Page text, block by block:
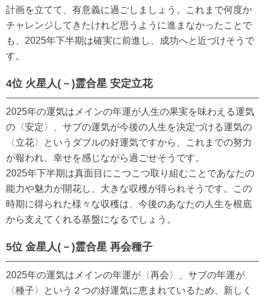
計画を立てて、有意義に過ごしましょう。これまで何度か
チャレンジしてきたけれど思うように進まなかったことで
も、2025年下半期は確実に前進し、成功へと近づけそうで
す。
4位 火星人(－)霊合星 安定立花
2025年の運気はメインの年運が人生の果実を味わえる運気
の〈安定〉、サブの運気が今後の人生を決定づける運気の
〈立花〉というダブルの好運気ですから、これまでの努力
が報われ、幸せを感じながら過ごせそうです。
2025年下半期は真面目にこつこつ取り組むことであなたの
能力や魅力が開花し、大きな収穫が得られそうです。この
時期に得られた様々な収穫は、今後のあなたの人生を根底
から支えてくれる基盤になるでしょう。
5位 金星人(－)霊合星 再会種子
2025年の運気はメインの年運が〈再会〉、サブの年運が
〈種子〉という２つの好運気に恵まれているため、新しく